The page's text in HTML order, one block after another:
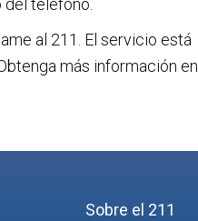
teléfono.
al 211. El servicio está
más información en
Sobre el 211